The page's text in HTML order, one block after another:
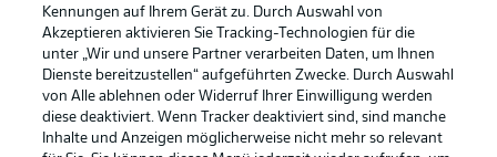
16' Gelbe Karte
PAULJAECKEL
Kennungen auf Ihrem Gerät zu. Durch Auswahl von
Akzeptieren aktivieren Sie Tracking-Technologien für die
unter „Wir und unsere Partner verarbeiten Daten, um Ihnen
Dienste bereitzustellen“ aufgeführten Zwecke. Durch Auswahl
von Alle ablehnen oder Widerruf Ihrer Einwilligung werden
diese deaktiviert. Wenn Tracker deaktiviert sind, sind manche
Inhalte und Anzeigen möglicherweise nicht mehr so relevant